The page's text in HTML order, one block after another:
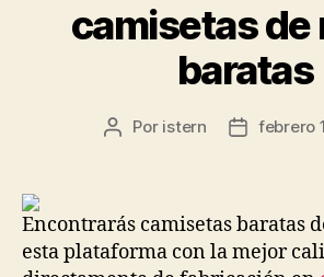
camisetas de
baratas
Autor
Por istern
Fechafebrero
Encontrarás camisetas baratas
esta plataforma con la mejor